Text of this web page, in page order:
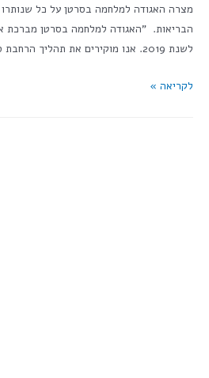
מצרה האגודה למלחמה בסרטן על כל שנותרו
הבריאות. "האגודה למלחמה בסרטן מברכת
לשנת 2019. אנו מוקירים את תהליך הרחבת סל שירותי הבריאות ועבודת …
לקריאה »